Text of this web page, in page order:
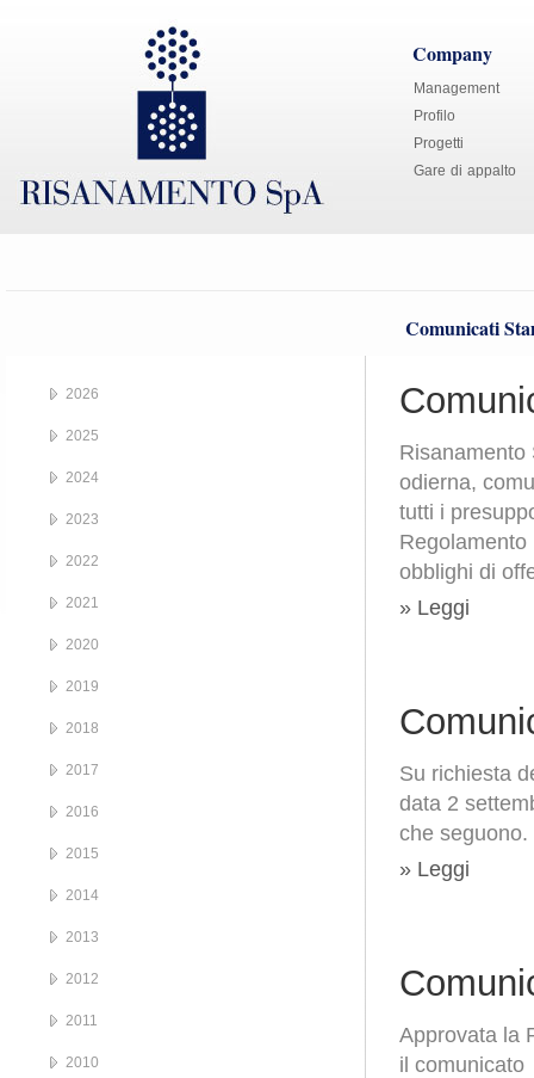
Company
Management
Profilo
Progetti
Gare di appalto
Comunicati
Risanamento
odierna,
tutti i
Regolamento
obblighi di
» Leggi
Su richiesta
data 2
che
» Leggi
Approvata la
il comunicato
2026
2025
2024
2023
2022
2021
2020
2019
2018
2017
2016
2015
2014
2013
2012
2011
2010